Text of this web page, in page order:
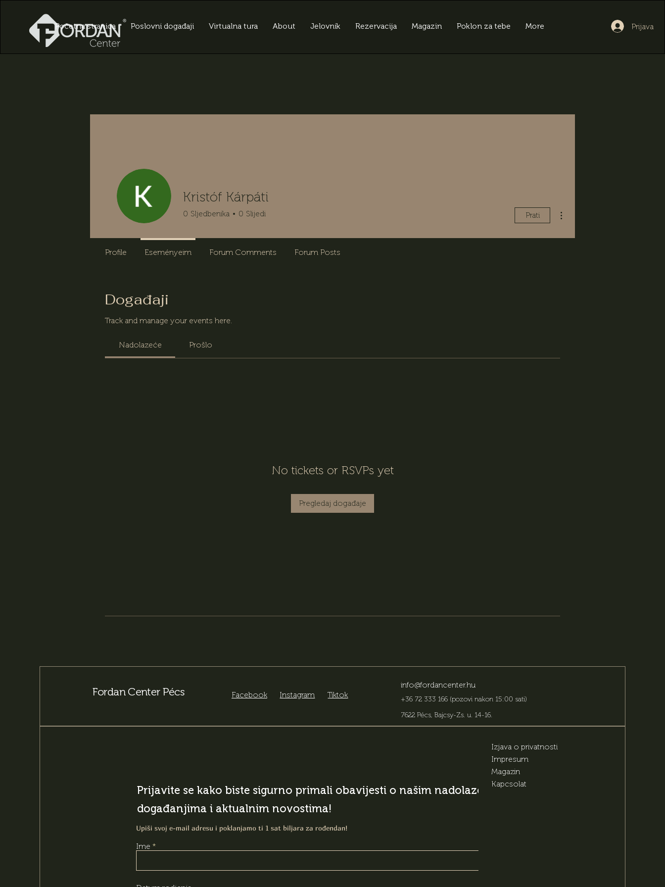
Početna stranica Poslovni događaji Virtualna tura About Jelovnik Rezervacija Magazin Poklon za tebe More Prijava
Događaji
Track and manage your events here.
Nadolazeće Prošlo
No tickets or RSVPs yet
Pregledaj događaje
Kristóf Kárpáti
0 Sljedbenika 0 Slijedi Prati
Profile Eseményeim Forum Comments Forum Posts
Fordan Center Pécs Facebook Instagram Tiktok
info@fordancenter.hu
+36 72 333 166 (pozovi nakon 15:00 sati)
7622 Pécs, Bajcsy-Zs. u. 14-16.
Prijavite se kako biste sigurno primali obavijesti o našim nadolazećim
događanjima i aktualnim novostima!
Upiši svoj e-mail adresu i poklanjamo ti 1 sat biljara za rođendan!
Ime
Izjava o privatnosti
Impresum
Magazin
Kapcsolat